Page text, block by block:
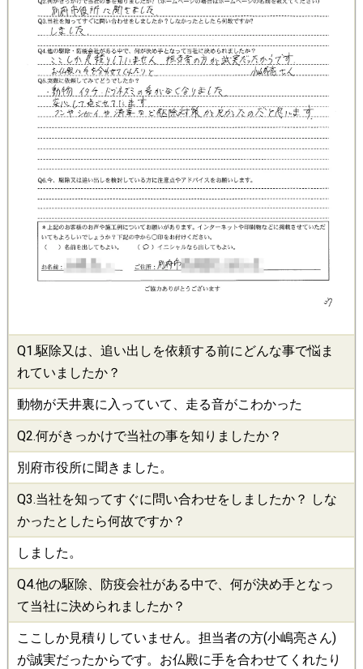
Q1.駆除又は、追い出しを依頼する前にどんな事で悩ま
れていましたか？
動物が天井裏に入っていて、走る音がこわかった
Q2.何がきっかけで当社の事を知りましたか？
別府市役所に聞きました。
Q3.当社を知ってすぐに問い合わせをしましたか？ しな
かったとしたら何故ですか？
しました。
Q4.他の駆除、 防疫会社がある中で、何が決め手となっ
て当社に決められましたか？
ここしか見積りしていません。担当者の方(小嶋亮さん)
が誠実だったからです。お仏殿に手を合わせてくれたり